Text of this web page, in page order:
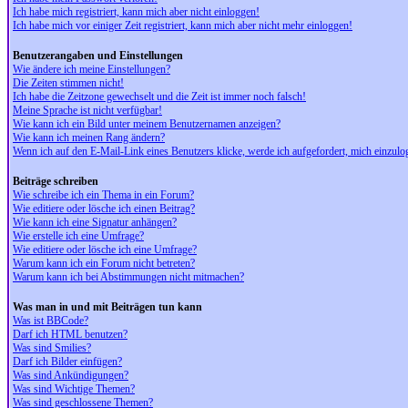
Ich habe mich registriert, kann mich aber nicht einloggen!
Ich habe mich vor einiger Zeit registriert, kann mich aber nicht mehr einloggen!
Benutzerangaben und Einstellungen
Wie ändere ich meine Einstellungen?
Die Zeiten stimmen nicht!
Ich habe die Zeitzone gewechselt und die Zeit ist immer noch falsch!
Meine Sprache ist nicht verfügbar!
Wie kann ich ein Bild unter meinem Benutzernamen anzeigen?
Wie kann ich meinen Rang ändern?
Wenn ich auf den E-Mail-Link eines Benutzers klicke, werde ich aufgefordert, mich
Beiträge schreiben
Wie schreibe ich ein Thema in ein Forum?
Wie editiere oder lösche ich einen Beitrag?
Wie kann ich eine Signatur anhängen?
Wie erstelle ich eine Umfrage?
Wie editiere oder lösche ich eine Umfrage?
Warum kann ich ein Forum nicht betreten?
Warum kann ich bei Abstimmungen nicht mitmachen?
Was man in und mit Beiträgen tun kann
Was ist BBCode?
Darf ich HTML benutzen?
Was sind Smilies?
Darf ich Bilder einfügen?
Was sind Ankündigungen?
Was sind Wichtige Themen?
Was sind geschlossene Themen?